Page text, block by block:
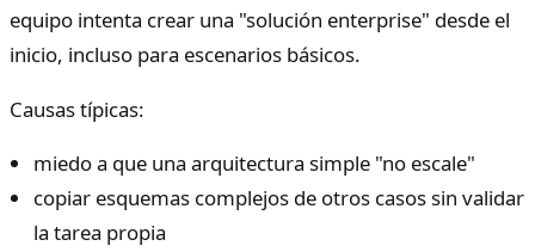
equipo intenta crear una "solución enterprise" desde el
inicio, incluso para escenarios básicos.
Causas típicas:
miedo a que una arquitectura simple "no escale"
copiar esquemas complejos de otros casos sin validar
la tarea propia